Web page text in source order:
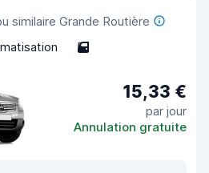
similaire Grande Routière
5
15,33 €
par jour
Annulation gratuite